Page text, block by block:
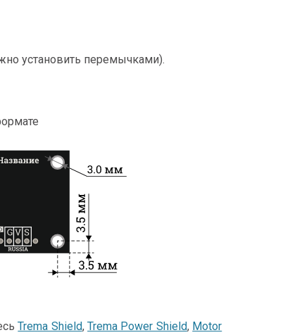
установить перемычками).
Trema Shield,Trema Power Shield, Motor